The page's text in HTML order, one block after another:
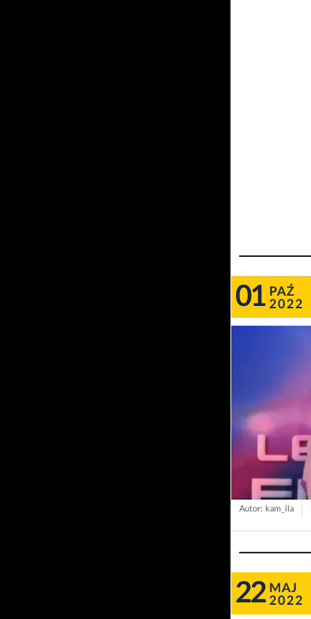
01 PAŹ
2022
Autor: kam_ila
22 MAJ
2022